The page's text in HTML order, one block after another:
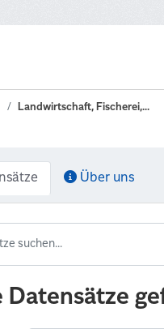
Landwirtschaft, Fischerei,...
Über uns
Datensätze